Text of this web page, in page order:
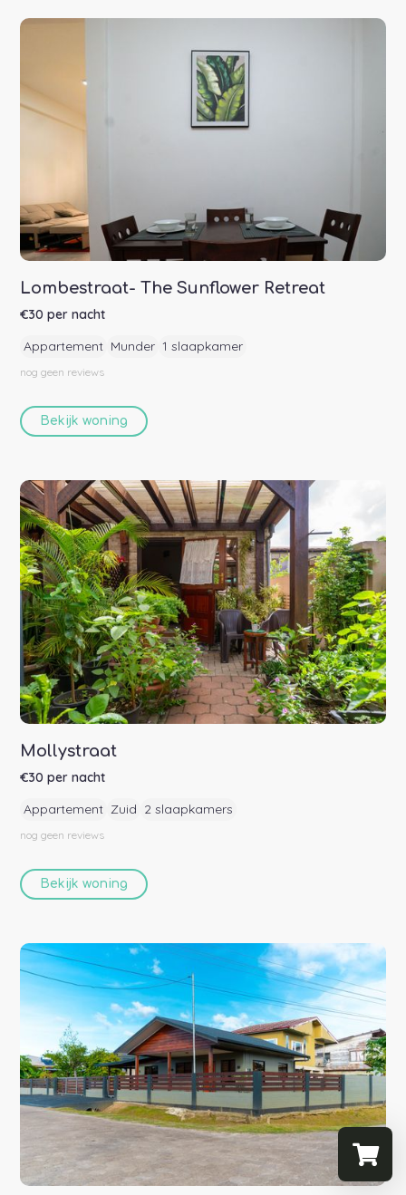
Lombestraat- The Sunflower Retreat
€30 per nacht
Appartement Munder 1 slaapkamer
nog geen reviews
Bekijk woning
Mollystraat
€30 per nacht
Appartement Zuid 2 slaapkamers
nog geen reviews
Bekijk woning